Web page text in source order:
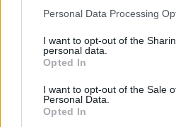
Please note that this website/app
not limited to your visit or usage
grant or deny consent to Google
use your data for below specified
consent section.
Personal Data Processing
I want to opt-out of the
personal data.
Opted In
I want to opt-out of the Sale
Personal Data.
Opted In
E3 2010: NBA
vídeo con
contra los
2 mayo, 2020
NBA Jam: